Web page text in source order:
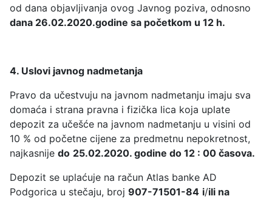
od dana objavljivanja ovog Javnog poziva, odnosno
dana 26.02.2020.godine sa početkom u 12 h.
4. Uslovi javnog nadmetanja
Pravo da učestvuju na javnom nadmetanju imaju sva
domaća i strana pravna i fizička lica koja uplate
depozit za učešće na javnom nadmetanju u visini od
10 % od početne cijene za predmetnu nepokretnost,
najkasnije do 25.02.2020. godine do 12 : 00 časova.
Depozit se uplaćuje na račun Atlas banke AD
Podgorica u stečaju, broj 907-71501-84 i/ili na